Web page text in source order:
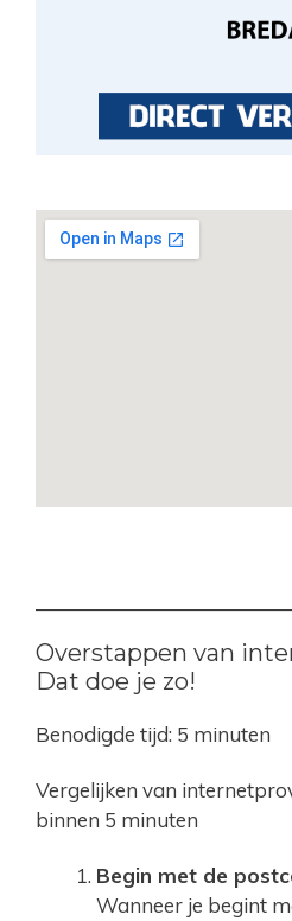
Overstappen van
Dat doe je zo!
Benodigde tijd: 5 minuten
Vergelijken van
binnen 5 minuten
Begin met de
Wanneer je begint